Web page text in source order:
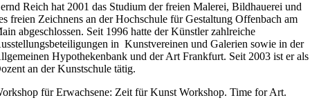
Reich hat 2001 das Studium der freien Malerei, Bildhauerei und
freien Zeichnens an der Hochschule für Gestaltung Offenbach am
abgeschlossen. Seit 1996 hatte der Künstler zahlreiche
in Kunstvereinen und Galerien sowie in der
Hypothekenbank und der Art Frankfurt. Seit 2003 ist er als
an der Kunstschule tätig.
für Erwachsene: Zeit für Kunst Workshop. Time for Art.